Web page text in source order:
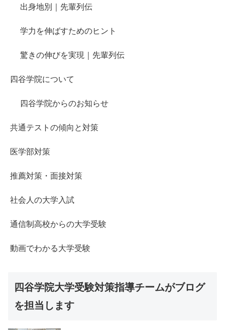
出身地別｜先輩列伝
学力を伸ばすためのヒント
驚きの伸びを実現｜先輩列伝
四谷学院について
四谷学院からのお知らせ
共通テストの傾向と対策
医学部対策
推薦対策・面接対策
社会人の大学入試
通信制高校からの大学受験
動画でわかる大学受験
四谷学院大学受験対策指導チームがブログ
を担当します